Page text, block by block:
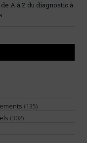
A à Z du diagnostic à
(135)
(302)